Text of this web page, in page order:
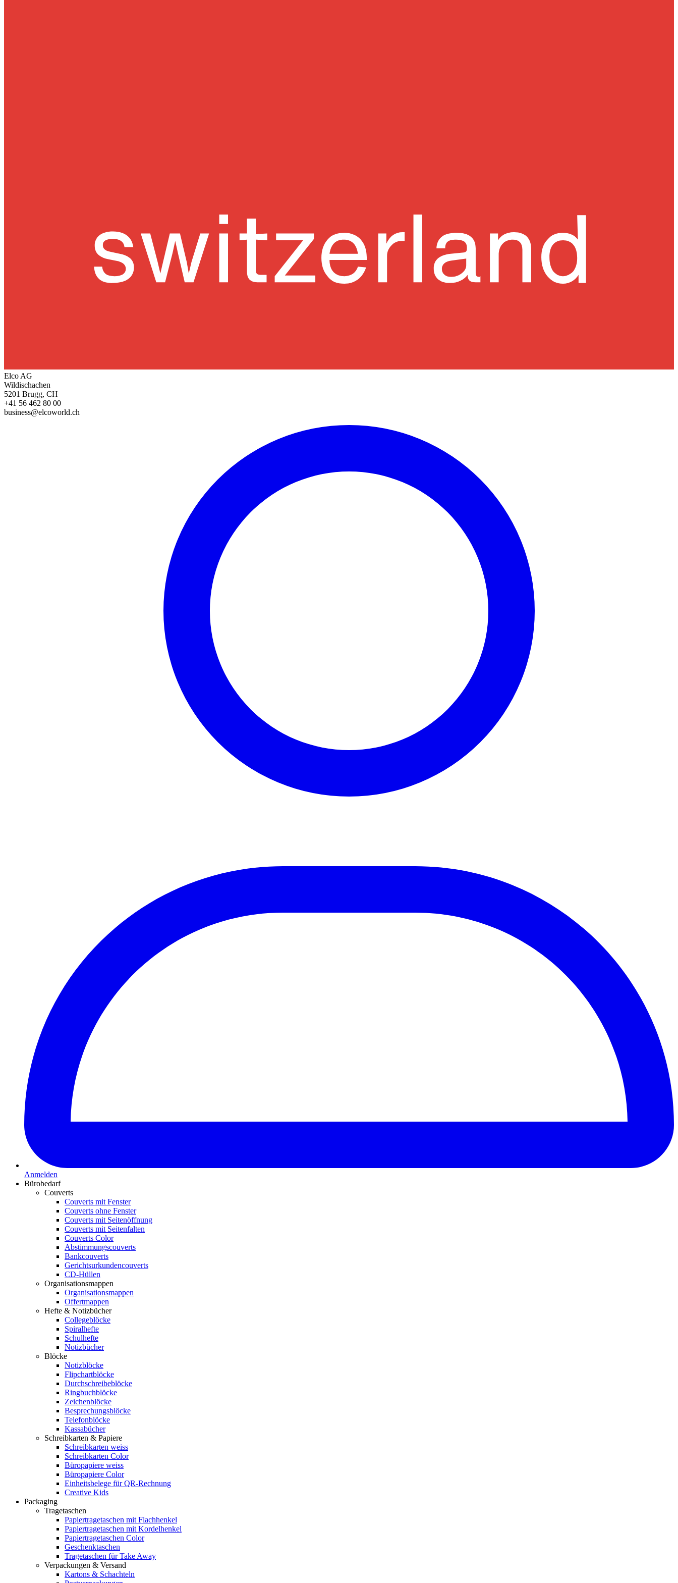
Elco AG
Wildischachen
5201 Brugg, CH
+41 56 462 80 00
business@elcoworld.ch
Anmelden
Bürobedarf
Couverts
Couverts mit Fenster
Couverts ohne Fenster
Couverts mit Seitenöffnung
Couverts mit Seitenfalten
Couverts Color
Abstimmungscouverts
Bankcouverts
Gerichtsurkundencouverts
CD-Hüllen
Organisationsmappen
Organisationsmappen
Offertmappen
Hefte & Notizbücher
Collegeblöcke
Spiralhefte
Schulhefte
Notizbücher
Blöcke
Notizblöcke
Flipchartblöcke
Durchschreibeblöcke
Ringbuchblöcke
Zeichenblöcke
Besprechungsblöcke
Telefonblöcke
Kassabücher
Schreibkarten & Papiere
Schreibkarten weiss
Schreibkarten Color
Büropapiere weiss
Büropapiere Color
Einheitsbelege für QR-Rechnung
Creative Kids
Packaging
Tragetaschen
Papiertragetaschen mit Flachhenkel
Papiertragetaschen mit Kordelhenkel
Papiertragetaschen Color
Geschenktaschen
Tragetaschen für Take Away
Verpackungen & Versand
Kartons & Schachteln